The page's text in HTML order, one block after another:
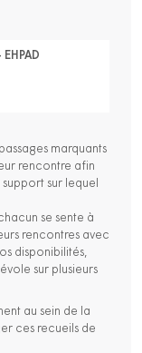
marquants
rencontre afin
sur lequel
se sente à
rencontres avec
disponibilités,
sur plusieurs
au sein de la
ces recueils de